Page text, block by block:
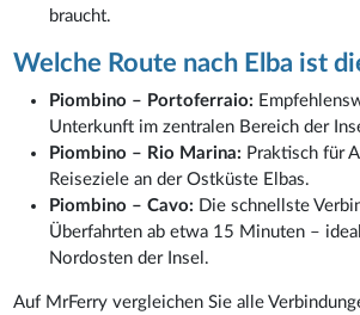
braucht.
Welche Route nach Elba ist
Piombino – Portoferraio:
Unterkunft im zentralen Bereich der
Piombino – Rio Marina: Praktisch für
Reiseziele an der Ostküste Elbas.
Piombino – Cavo: Die schnellste
Überfahrten ab etwa 15 Minuten –
Nordosten der Insel.
Auf MrFerry vergleichen Sie alle